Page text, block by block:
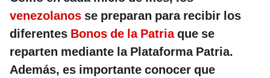
venezolanos se preparan para recibir los
diferentes Bonos de la Patriaque se
reparten mediante la Plataforma Patria.
Además, es importante conocer que